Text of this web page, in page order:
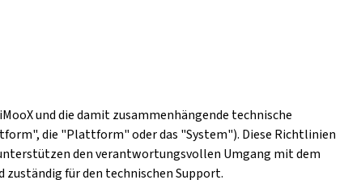
und die damit zusammenhängende technische
die "Plattform" oder das "System"). Diese Richtlinien
den verantwortungsvollen Umgang mit dem
zuständig für den technischen Support.